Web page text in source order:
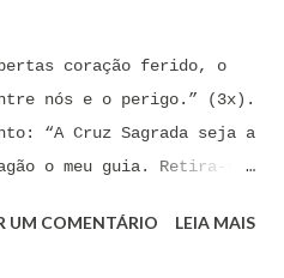
coração ferido, o
nós e o perigo.” (3x).
“A Cruz Sagrada seja a
o meu guia. Retira-te
o teu veneno.” Reze
UM COMENTÁRIO LEIA MAIS